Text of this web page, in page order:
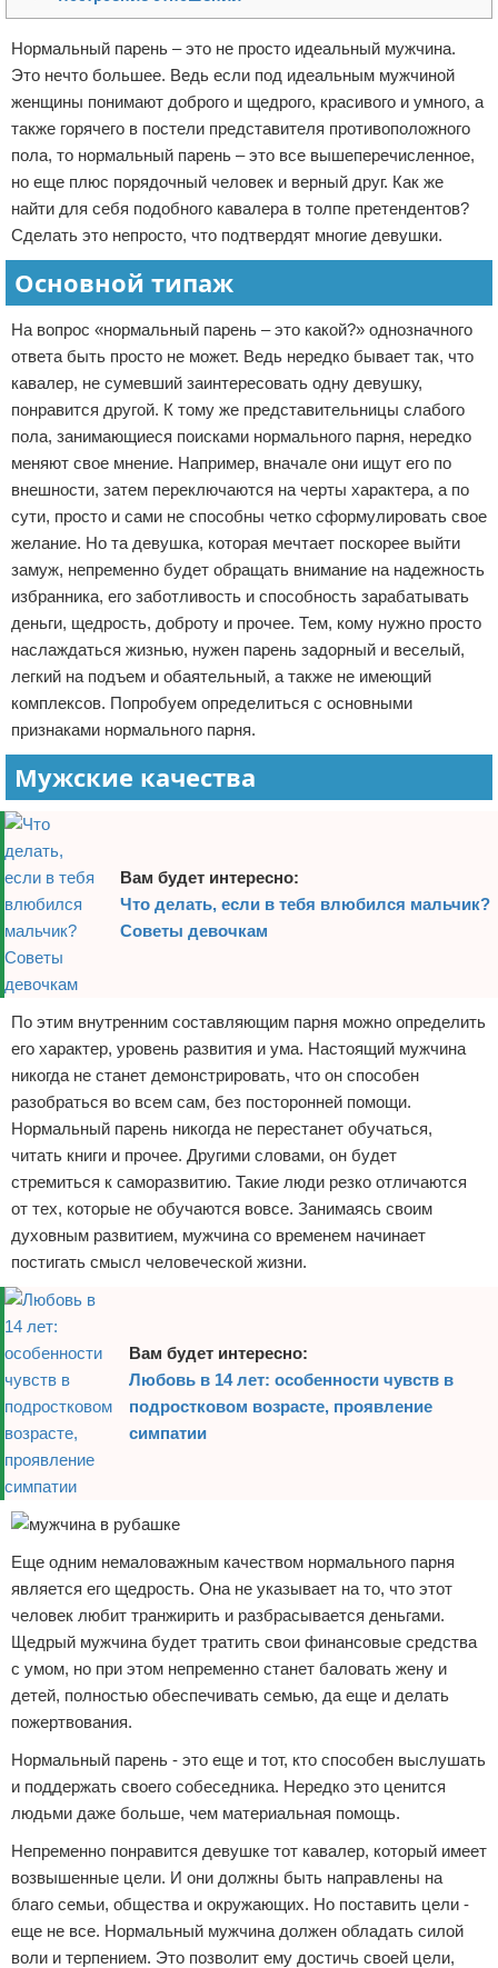
Нормальный парень – это не просто идеальный мужчина.
Это нечто большее. Ведь если под идеальным мужчиной
женщины понимают доброго и щедрого, красивого и умного, а
также горячего в постели представителя противоположного
пола, то нормальный парень – это все вышеперечисленное,
но еще плюс порядочный человек и верный друг. Как же
найти для себя подобного кавалера в толпе претендентов?
Сделать это непросто, что подтвердят многие девушки.
Основной типаж
На вопрос «нормальный парень – это какой?» однозначного
ответа быть просто не может. Ведь нередко бывает так, что
кавалер, не сумевший заинтересовать одну девушку,
понравится другой. К тому же представительницы слабого
пола, занимающиеся поисками нормального парня, нередко
меняют свое мнение. Например, вначале они ищут его по
внешности, затем переключаются на черты характера, а по
сути, просто и сами не способны четко сформулировать свое
желание. Но та девушка, которая мечтает поскорее выйти
замуж, непременно будет обращать внимание на надежность
избранника, его заботливость и способность зарабатывать
деньги, щедрость, доброту и прочее. Тем, кому нужно просто
наслаждаться жизнью, нужен парень задорный и веселый,
легкий на подъем и обаятельный, а также не имеющий
комплексов. Попробуем определиться с основными
признаками нормального парня.
Мужские качества
Вам будет интересно:
Что делать, если в тебя влюбился мальчик?
Советы девочкам
По этим внутренним составляющим парня можно определить
его характер, уровень развития и ума. Настоящий мужчина
никогда не станет демонстрировать, что он способен
разобраться во всем сам, без посторонней помощи.
Нормальный парень никогда не перестанет обучаться,
читать книги и прочее. Другими словами, он будет
стремиться к саморазвитию. Такие люди резко отличаются
от тех, которые не обучаются вовсе. Занимаясь своим
духовным развитием, мужчина со временем начинает
постигать смысл человеческой жизни.
Вам будет интересно:
Любовь в 14 лет: особенности чувств в
подростковом возрасте, проявление
симпатии
Еще одним немаловажным качеством нормального парня
является его щедрость. Она не указывает на то, что этот
человек любит транжирить и разбрасывается деньгами.
Щедрый мужчина будет тратить свои финансовые средства
с умом, но при этом непременно станет баловать жену и
детей, полностью обеспечивать семью, да еще и делать
пожертвования.
Нормальный парень - это еще и тот, кто способен выслушать
и поддержать своего собеседника. Нередко это ценится
людьми даже больше, чем материальная помощь.
Непременно понравится девушке тот кавалер, который имеет
возвышенные цели. И они должны быть направлены на
благо семьи, общества и окружающих. Но поставить цели -
еще не все. Нормальный мужчина должен обладать силой
воли и терпением. Это позволит ему достичь своей цели,